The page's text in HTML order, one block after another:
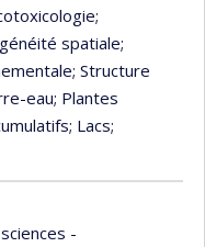
;
spatiale;
; Structure
eau; Plantes
; Lacs;
-